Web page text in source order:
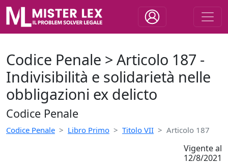
Codice Penale > Articolo 187 -
Indivisibilità e solidarietà nelle
obbligazioni ex delicto
Codice Penale
Codice Penale Libro Primo Titolo VII Articolo 187
Vigente al
12/8/2021